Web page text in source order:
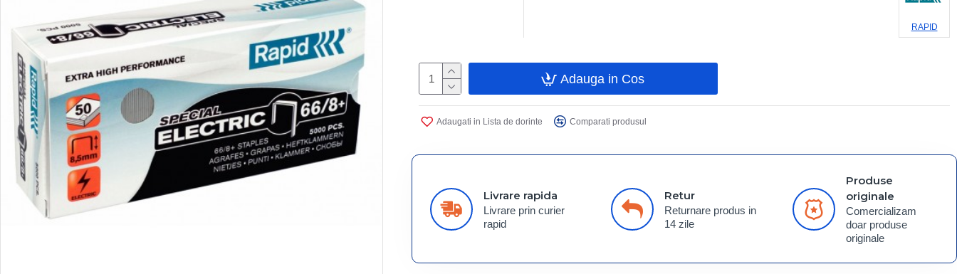
RAPID
Adauga in Cos
Adaugati in Lista de dorinte Comparati produsul
Livrare rapida
Livrare prin curier
rapid
Retur
Returnare produs in
14 zile
Produse
originale
Comercializam
doar produse
originale